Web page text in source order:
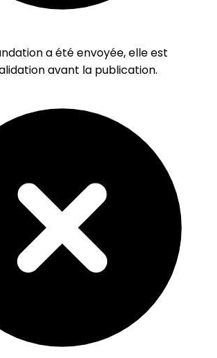
a été envoyée, elle est
avant la publication.